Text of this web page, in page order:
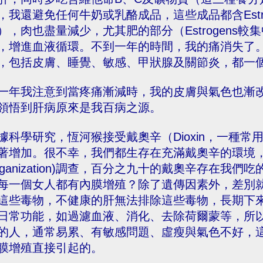
我還避免任何牛奶或乳酪成品，這些成品都含
，肉也盡量減少，尤其肥的部分（Estrogens較
增進血液循環。不到一年的時間，我的痛消失了
包括皮膚、睡覺、敏感、甲狀腺及關節炎，都一
年我注意到當疼痛漸減時，我的皮膚與氣色也漸
悟到肝病原來是我百病之源。
科學研究，恆河猴接受戴奧辛（Dioxin，一種常
增加。很不幸，我們都生存在充滿戴奧辛的環境
調查，百分之九十的戴奧辛存在我們吃
一個女人都有內膜增殖？除了遺傳因素外，差別
些毒物，不健康的肝無法排除這些毒物，長期下
常功能，如過濾血液、消化、去除荷爾蒙等，所
人，通常易累、有敏感問題、虛瘦與氣色不好，
增殖直接引起的。